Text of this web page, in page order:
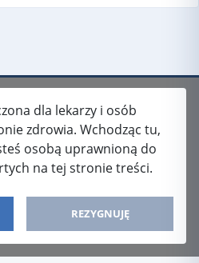
dla lekarzy i osób
zdrowia. Wchodząc tu,
osobą uprawnioną do
na tej stronie treści.
REZYGNUJĘ